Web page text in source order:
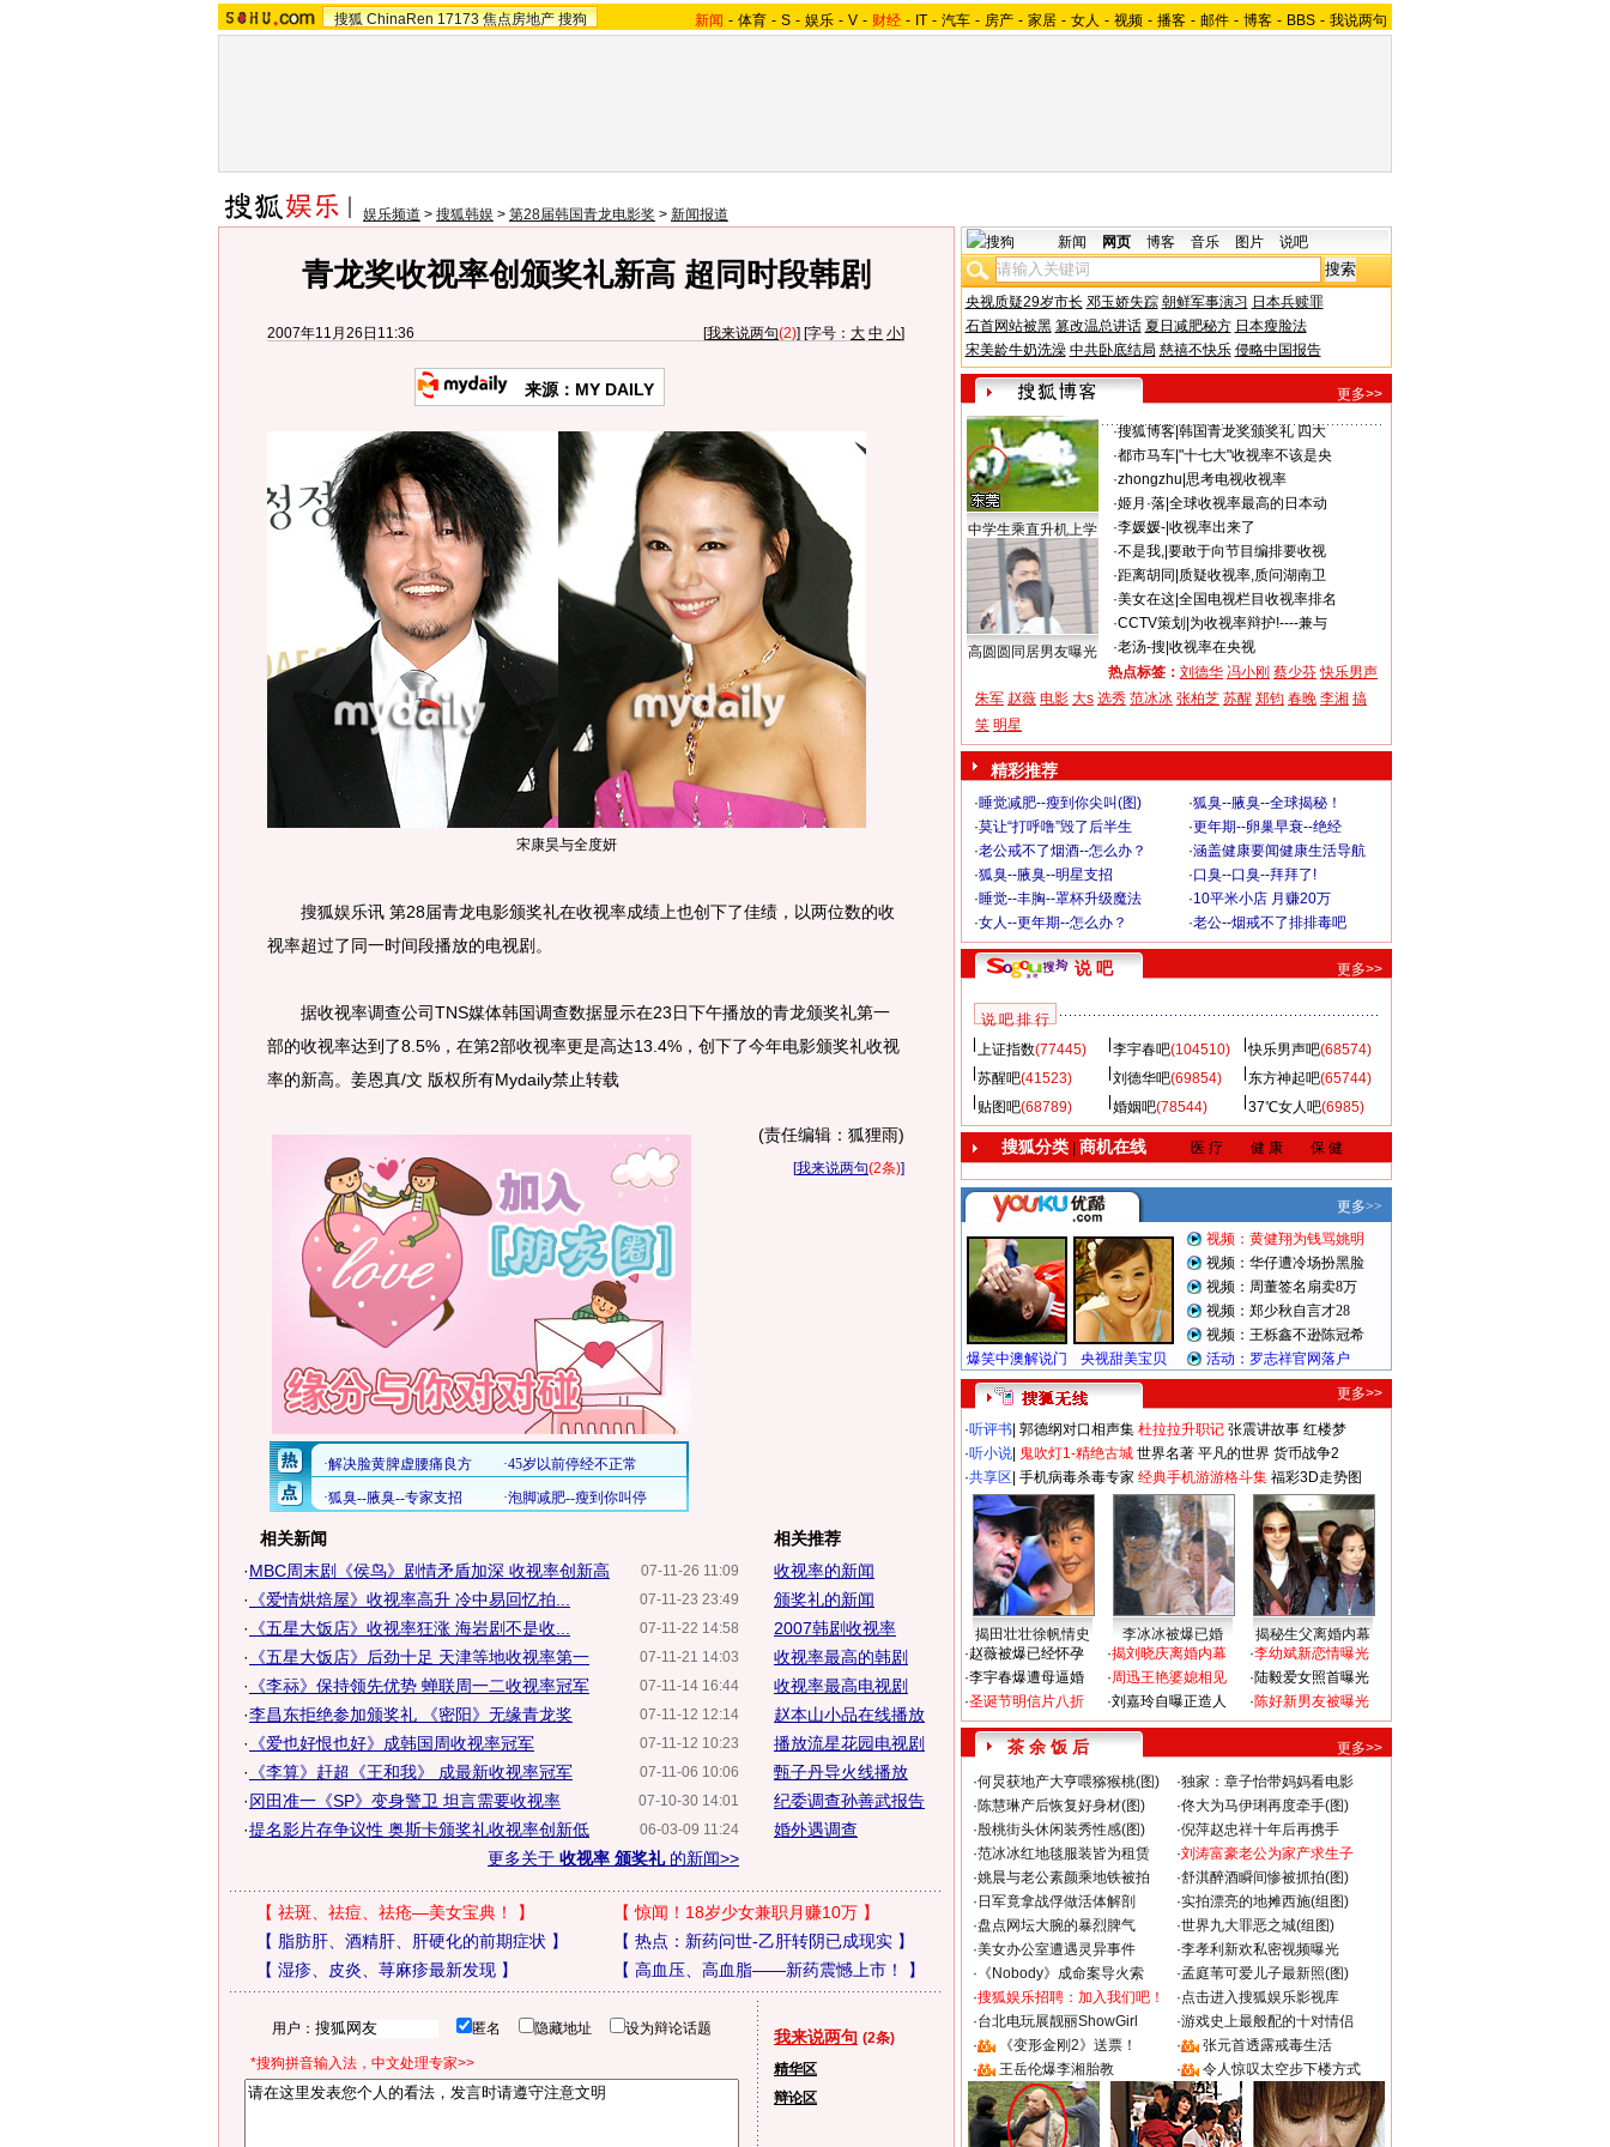
搜狐 ChinaRen 17173 焦点房地产 搜狗 新闻 - 体育 - S - 娱乐 - V - 财经 - IT - 汽车 - 房产 - 家居 - 女人 - 视频 - 播客 - 邮件 - 博客 - BBS - 我说两句
娱乐频道 > 搜狐韩娱 > 第28届韩国青龙电影奖 > 新闻报道
青龙奖收视率创颁奖礼新高 超同时段韩剧
2007年11月26日11:36 [我来说两句(2)] [字号： 大 中 小]
来源：MY DAILY
宋康昊与全度妍
搜狐娱乐讯 第28届青龙电影颁奖礼在收视率成绩上也创下了佳绩，以两位数的收
视率超过了同一时间段播放的电视剧。
据收视率调查公司TNS媒体韩国调查数据显示在23日下午播放的青龙颁奖礼第一
部的收视率达到了8.5%，在第2部收视率更是高达13.4%，创下了今年电影颁奖礼收视
率的新高。姜恩真/文 版权所有Mydaily禁止转载
(责任编辑：狐狸雨)
[我来说两句(2条)]
相关新闻
07-11-26 11:09
·MBC周末剧《侯鸟》剧情矛盾加深 收视率创新高
07-11-23 23:49
· 《爱情烘焙屋》收视率高升 冷中易回忆拍...
07-11-22 14:58
· 《五星大饭店》收视率狂涨 海岩剧不是收...
07-11-21 14:03
· 《五星大饭店》后劲十足 天津等地收视率第一
07-11-14 16:44
· 《李祘》保持领先优势 蝉联周一二收视率冠军
07-11-12 12:14
·李昌东拒绝参加颁奖礼 《密阳》无缘青龙奖
07-11-12 10:23
· 《爱也好恨也好》成韩国周收视率冠军
07-11-06 10:06
· 《李算》赶超《王和我》 成最新收视率冠军
07-10-30 14:01
·冈田准一《SP》变身警卫 坦言需要收视率
06-03-09 11:24
·提名影片存争议性 奥斯卡颁奖礼收视率创新低
更多关于 收视率 颁奖礼的新闻>>
相关推荐
收视率的新闻
颁奖礼的新闻
2007韩剧收视率
收视率最高的韩剧
收视率最高电视剧
赵本山小品在线播放
播放流星花园电视剧
甄子丹导火线播放
纪委调查孙善武报告
婚外遇调查
【 祛斑、祛痘、祛疮—美女宝典！ 】 【惊闻！18岁少女兼职月赚10万】
【 脂肪肝、酒精肝、肝硬化的前期症状 】 【 热点：新药问世-乙肝转阴已成现实】
【 湿疹、皮炎、荨麻疹最新发现】 【 高血压、高血脂——新药震憾上市！ 】
用户： 匿名 隐藏地址 设为辩论话题
*搜狗拼音输入法，中文处理专家>>
我来说两句 (2条)
精华区
辩论区
新闻 网页 博客 音乐 图片 说吧
央视质疑29岁市长 邓玉娇失踪 朝鲜军事演习 日本兵赎罪
石首网站被黑 篡改温总讲话 夏日减肥秘方 日本瘦脸法
宋美龄牛奶洗澡 中共卧底结局 慈禧不快乐 侵略中国报告
更多>>
中学生乘直升机上学
高圆圆同居男友曝光
·搜狐博客| 韩国青龙奖颁奖礼 四大
·都市马车| "十七大"收视率不该是央
·zhongzhu 思考电视收视率
·姬月·落| 全球收视率最高的日本动
·李媛媛-| 收视率出来了
·不是我,| 要敢于向节目编排要收视
·距离胡同 质疑收视率,质问湖南卫
·美女在这| 全国电视栏目收视率排名
·CCTV策划 为收视率辩护!----兼与
·老汤-搜 收视率在央视
热点标签： 刘德华 冯小刚 蔡少芬 快乐男声
朱军 赵薇 电影 大s 选秀 范冰冰 张柏芝 苏醒 郑钧 春晚 李湘 搞
笑 明星
精彩推荐
·睡觉减肥--瘦到你尖叫(图) ·狐臭--腋臭--全球揭秘！
·莫让“打呼噜”毁了后半生 ·更年期--卵巢早衰--绝经
·老公戒不了烟酒--怎么办？ ·涵盖健康要闻健康生活导航
·狐臭--腋臭--明星支招 ·口臭--口臭--拜拜了!
·睡觉--丰胸--罩杯升级魔法 ·10平米小店 月赚20万
·女人--更年期--怎么办？ ·老公--烟戒不了排排毒吧
说 吧 更多>>
说 吧 排 行
上证指数(77445) 李宇春吧(104510) 快乐男声吧(68574)
苏醒吧(41523) 刘德华吧(69854) 东方神起吧(65744)
贴图吧(68789) 婚姻吧(78544) 37℃女人吧(6985)
搜狐分类| 商机在线 医 疗 健 康 保 健
更多>>
·听评书 郭德纲对口相声集 杜拉拉升职记 张震讲故事 红楼梦
·听小说 鬼吹灯1-精绝古城 世界名著 平凡的世界 货币战争2
·共享区 手机病毒杀毒专家 经典手机游游格斗集 福彩3D走势图
揭田壮壮徐帆情史 李冰冰被爆已婚
揭秘生父离婚内幕
·赵薇被爆已经怀孕
·李宇春爆遭母逼婚
·圣诞节明信片八折
·揭刘晓庆离婚内幕
·周迅王艳婆媳相见
·刘嘉玲自曝正造人
·李幼斌新恋情曝光
·陆毅爱女照首曝光
·陈好新男友被曝光
茶 余 饭 后
更多>>
·何炅获地产大亨喂猕猴桃(图) ·独家：章子怡带妈妈看电影
·陈慧琳产后恢复好身材(图) ·佟大为马伊琍再度牵手(图)
·殷桃街头休闲装秀性感(图) ·倪萍赵忠祥十年后再携手
·范冰冰红地毯服装皆为租赁 ·刘涛富豪老公为家产求生子
·姚晨与老公素颜乘地铁被拍 ·舒淇醉酒瞬间惨被抓拍(图)
· 日军竟拿战俘做活体解剖 ·实拍漂亮的地摊西施(组图)
·盘点网坛大腕的暴烈脾气 ·世界九大罪恶之城(组图)
·美女办公室遭遇灵异事件 ·李孝利新欢私密视频曝光
· 《Nobody》成命案导火索 ·孟庭苇可爱儿子最新照(图)
·搜狐娱乐招聘：加入我们吧！ ·点击进入搜狐娱乐影视库
·台北电玩展靓丽ShowGirl ·游戏史上最般配的十对情侣
·
《变形金刚2》送票！ ·
张元首透露戒毒生活
·
王岳伦爆李湘胎教 · 令人惊叹太空步下楼方式